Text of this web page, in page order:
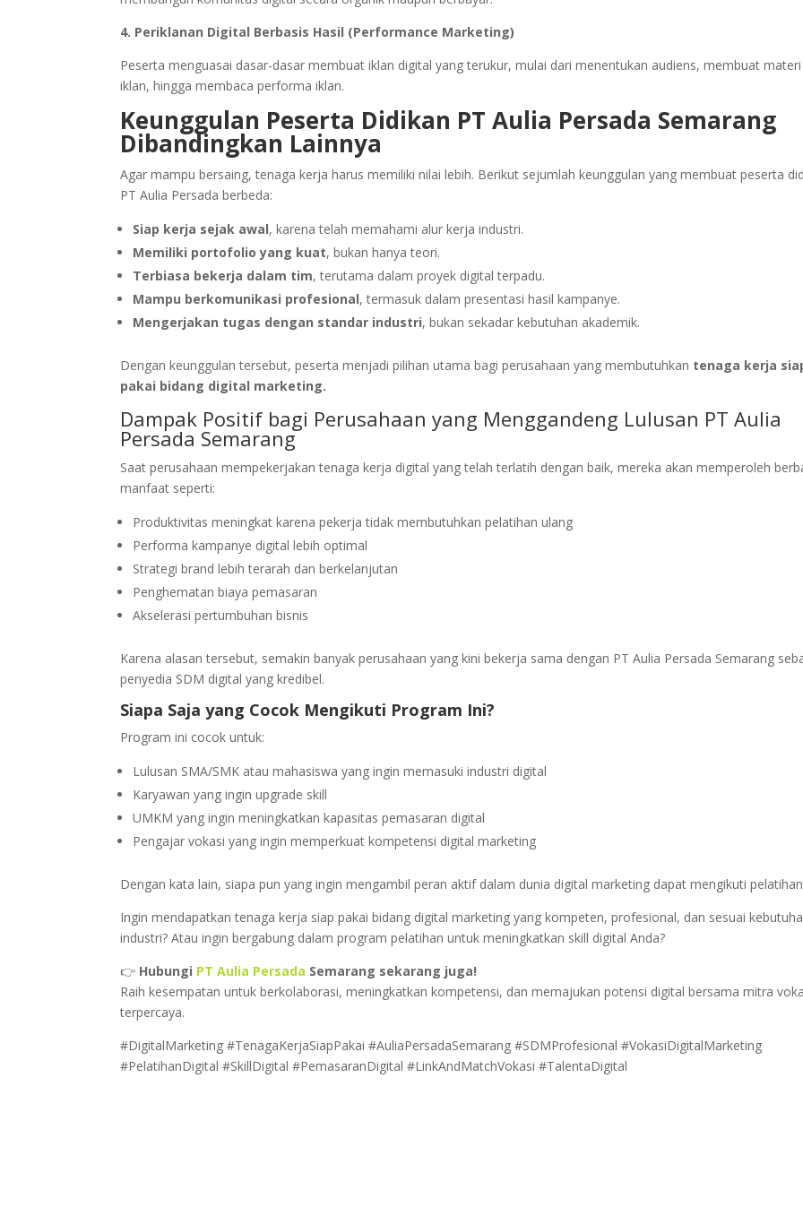
4. Periklanan Digital Berbasis Hasil (Performance Marketing)
Peserta menguasai dasar-dasar membuat iklan digital yang terukur, mulai dari menentukan audiens, membuat materi
iklan, hingga membaca performa iklan.
Keunggulan Peserta Didikan PT Aulia Persada Semarang
Dibandingkan Lainnya
Agar mampu bersaing, tenaga kerja harus memiliki nilai lebih. Berikut sejumlah keunggulan yang membuat peserta
PT Aulia Persada berbeda:
Siap kerja sejak awal, karena telah memahami alur kerja industri.
Memiliki portofolio yang kuat, bukan hanya teori.
Terbiasa bekerja dalam tim, terutama dalam proyek digital terpadu.
Mampu berkomunikasi profesional, termasuk dalam presentasi hasil kampanye.
Mengerjakan tugas dengan standar industri, bukan sekadar kebutuhan akademik.
Dengan keunggulan tersebut, peserta menjadi pilihan utama bagi perusahaan yang membutuhkan tenaga kerja
pakai bidang digital marketing.
Dampak Positif bagi Perusahaan yang Menggandeng Lulusan PT Aulia
Persada Semarang
Saat perusahaan mempekerjakan tenaga kerja digital yang telah terlatih dengan baik, mereka akan memperoleh
manfaat seperti:
Produktivitas meningkat karena pekerja tidak membutuhkan pelatihan ulang
Performa kampanye digital lebih optimal
Strategi brand lebih terarah dan berkelanjutan
Penghematan biaya pemasaran
Akselerasi pertumbuhan bisnis
Karena alasan tersebut, semakin banyak perusahaan yang kini bekerja sama dengan PT Aulia Persada Semarang
penyedia SDM digital yang kredibel.
Siapa Saja yang Cocok Mengikuti Program Ini?
Program ini cocok untuk:
Lulusan SMA/SMK atau mahasiswa yang ingin memasuki industri digital
Karyawan yang ingin upgrade skill
UMKM yang ingin meningkatkan kapasitas pemasaran digital
Pengajar vokasi yang ingin memperkuat kompetensi digital marketing
Dengan kata lain, siapa pun yang ingin mengambil peran aktif dalam dunia digital marketing dapat mengikuti
Ingin mendapatkan tenaga kerja siap pakai bidang digital marketing yang kompeten, profesional, dan sesuai
industri? Atau ingin bergabung dalam program pelatihan untuk meningkatkan skill digital Anda?
👉 Hubungi PT Aulia Persada Semarang sekarang juga!
Raih kesempatan untuk berkolaborasi, meningkatkan kompetensi, dan memajukan potensi digital bersama mitra
terpercaya.
#DigitalMarketing #TenagaKerjaSiapPakai #AuliaPersadaSemarang #SDMProfesional #VokasiDigitalMarketing
#PelatihanDigital #SkillDigital #PemasaranDigital #LinkAndMatchVokasi #TalentaDigital